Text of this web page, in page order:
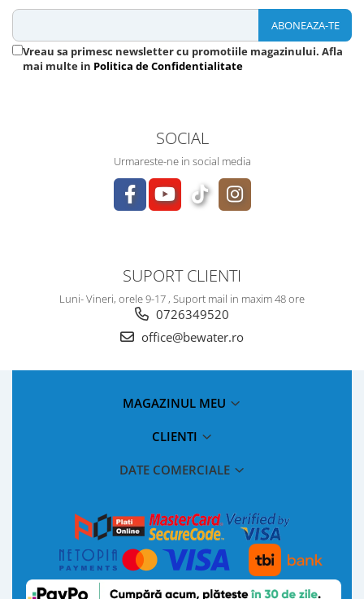
Vreau sa primesc newsletter cu promotiile magazinului. Afla
mai multe in Politica de Confidentialitate
SOCIAL
Urmareste-ne in social media
SUPORT CLIENTI
Luni- Vineri, orele 9-17 , Suport mail in maxim 48 ore
0726349520
office@bewater.ro
MAGAZINUL MEU
CLIENTI
DATE COMERCIALE